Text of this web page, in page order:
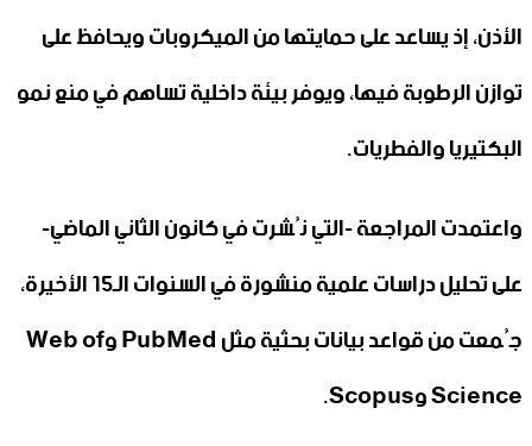
الأذن، إذ يساعد على حمايتها من الميكروبات ويحافظ على
توازن الرطوبة فيها، ويوفر بيئة داخلية تساهم في منع نمو
البكتيريا والفطريات.
واعتمدت المراجعة -التي نُشرت في كانون الثاني الماضي-
على تحليل دراسات علمية منشورة في السنوات الـ15 الأخيرة،
جُمعت من قواعد بيانات بحثية مثل PubMed وWeb of
Science وScopus.